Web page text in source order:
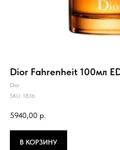
Dior Fahrenheit 100мл
Dior
SKU: 1836
5940,00 р.
В КОРЗИНУ